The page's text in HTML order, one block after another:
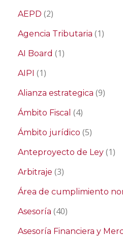
AEPD (2)
Agencia Tributaria (1)
AI Board (1)
AIPI (1)
Alianza estrategica (9)
Ámbito Fiscal (4)
Ámbito jurídico (5)
Anteproyecto de Ley (1)
Arbitraje (3)
Área de cumplimiento
Asesoría (40)
Asesoría Financiera y